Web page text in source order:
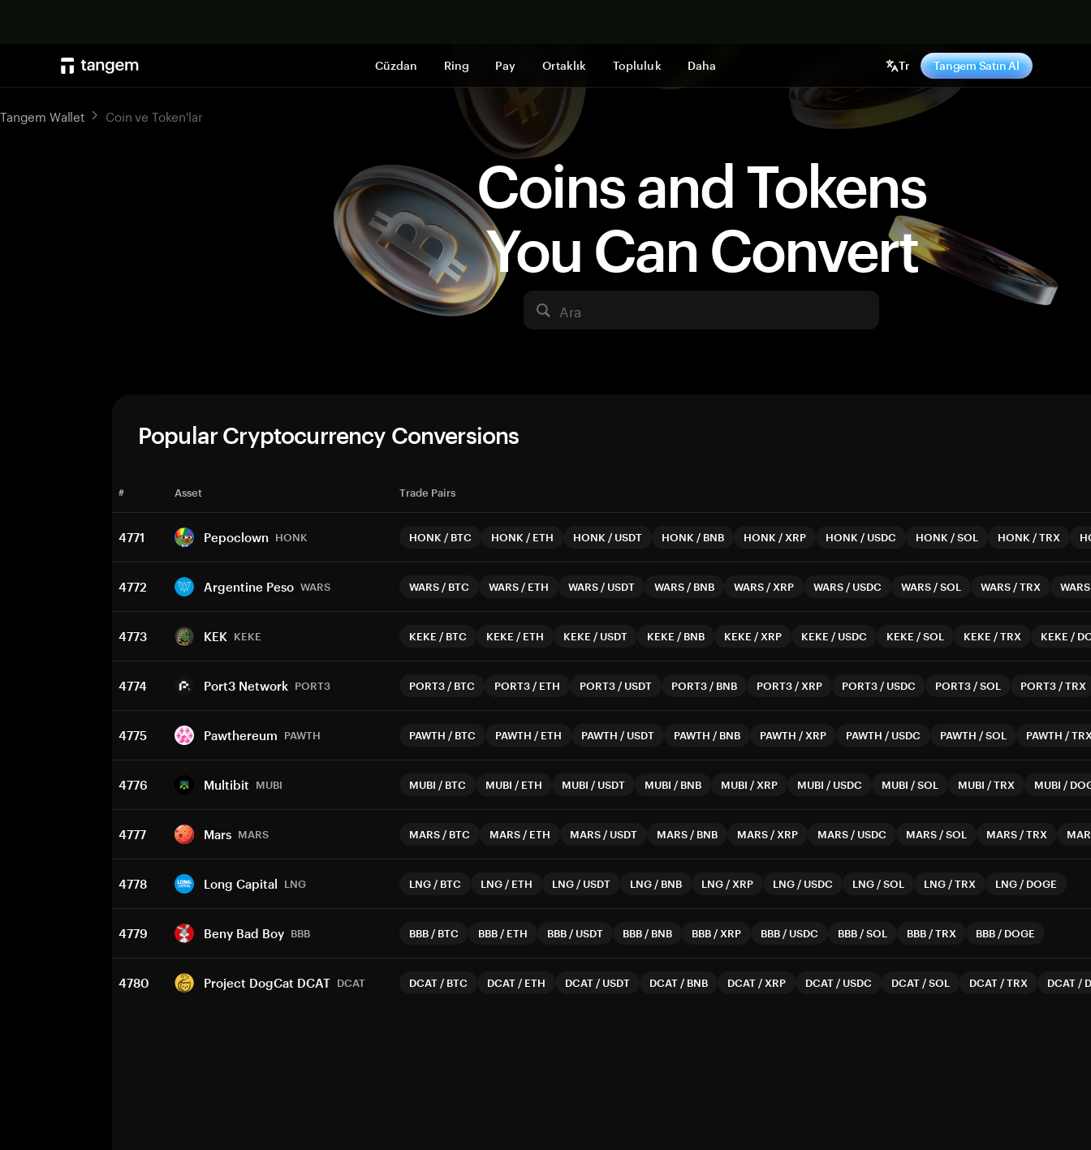
Cüzdan Ring Pay Ortaklık Topluluk Daha Tr Tangem Satın Al
Coins and Tokens
You Can Convert
Ara
Tangem Wallet Coin ve Token'lar
Popular Cryptocurrency Conversions
# Asset Trade Pairs
4771 Pepoclown HONK HONK / BTC HONK / ETH HONK / USDT HONK / BNB HONK / XRP HONK / USDC HONK /SOL HONK /TRX
4772 Argentine Peso WARS WARS / BTC WARS / ETH WARS / USDT WARS / BNB WARS / XRP WARS / USDC WARS /SOL WARS /TRX WARS
4773 KEK KEKE KEKE / BTC KEKE / ETH KEKE / USDT KEKE / BNB KEKE / XRP KEKE / USDC KEKE /SOL KEKE /TRX KEKE /
4774 Port3 Network PORT3 PORT3 / BTC PORT3 / ETH PORT3 / USDT PORT3 / BNB PORT3 / XRP PORT3 / USDC PORT3 /SOL PORT3 /TRX
4775 Pawthereum PAWTH PAWTH / BTC PAWTH / ETH PAWTH / USDT PAWTH / BNB PAWTH / XRP PAWTH / USDC PAWTH /SOL PAWTH /
4776 Multibit MUBI MUBI / BTC MUBI / ETH MUBI / USDT MUBI / BNB MUBI / XRP MUBI / USDC MUBI /SOL MUBI /TRX MUBI /
4777 Mars MARS MARS / BTC MARS / ETH MARS / USDT MARS / BNB MARS / XRP MARS / USDC MARS /SOL MARS /TRX
4778 Long Capital LNG LNG / BTC LNG / ETH LNG / USDT LNG / BNB LNG / XRP LNG / USDC LNG /SOL LNG /TRX LNG / DOGE
4779 Beny Bad Boy BBB BBB / BTC BBB / ETH BBB / USDT BBB / BNB BBB / XRP BBB / USDC BBB /SOL BBB /TRX BBB / DOGE
4780 Project DogCat DCAT DCAT DCAT / BTC DCAT / ETH DCAT / USDT DCAT / BNB DCAT / XRP DCAT / USDC DCAT /SOL DCAT /TRX DCAT /